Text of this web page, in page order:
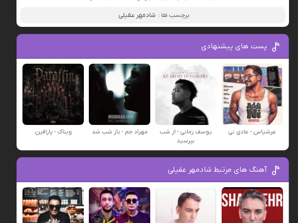
برچسب ها : شادمهر عقیلی
پست های پیشنهادی
عرشیاس - عادی نی
یوسف زمانی - از شب
بپرسید
مهراد جم - باز شب شد ویناک - پارافین
آهنگ های مرتبط شادمهر عقیلی